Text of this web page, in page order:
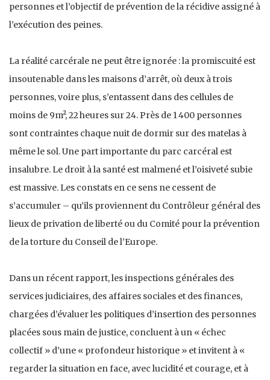
personnes et l’objectif de prévention de la récidive assigné à
l’exécution des peines.
La réalité carcérale ne peut être ignorée : la promiscuité est
insoutenable dans les maisons d’arrêt, où deux à trois
personnes, voire plus, s’entassent dans des cellules de
moins de 9m², 22 heures sur 24. Près de 1 400 personnes
sont contraintes chaque nuit de dormir sur des matelas à
même le sol. Une part importante du parc carcéral est
insalubre. Le droit à la santé est malmené et l’oisiveté subie
est massive. Les constats en ce sens ne cessent de
s’accumuler – qu’ils proviennent du Contrôleur général des
lieux de privation de liberté ou du Comité pour la prévention
de la torture du Conseil de l’Europe.
Dans un récent rapport, les inspections générales des
services judiciaires, des affaires sociales et des finances,
chargées d’évaluer les politiques d’insertion des personnes
placées sous main de justice, concluent à un « échec
collectif » d’une « profondeur historique » et invitent à «
regarder la situation en face, avec lucidité et courage, et à